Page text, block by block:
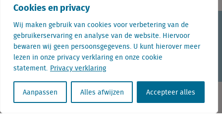
Cookies en privacy
Wij maken gebruik van cookies voor verbetering van de
gebruikerservaring en analyse van de website. Hiervoor
bewaren wij geen persoonsgegevens. U kunt hierover meer
lezen in onze privacy verklaring en onze cookie
statement. Privacy verklaring
Aanpassen Alles afwijzen Accepteer alles
KvK nr. Utrecht 27129168
BTW nr. 0094.53.465.B.01
Aanmelden nieuwsbrief Vacatures Linkedin